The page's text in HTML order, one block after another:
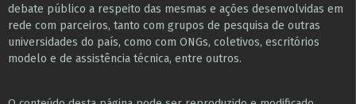
debate público a respeito das mesmas e ações desenvolvidas em
r​e​de com parceiros, tanto com grupos de pesquisa ​de outras
universidades do país, como com ONGs, coletivos, escritórios
modelo e de assistência técnica​, entre outros​.